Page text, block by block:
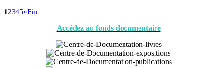
12345»Fin
Accédez au fonds documentaire